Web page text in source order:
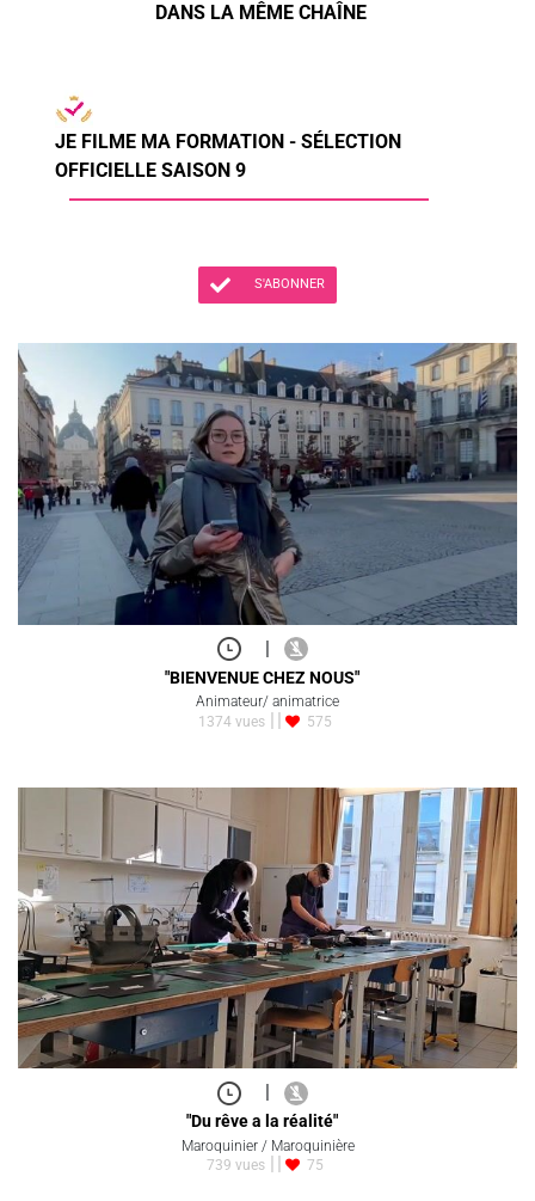
DANS LA MÊME CHAÎNE
JE FILME MA FORMATION - SÉLECTION
OFFICIELLE SAISON 9
S'ABONNER
|
"BIENVENUE CHEZ NOUS"
Animateur/ animatrice
1374 vues
575
|
"Du rêve a la réalité"
Maroquinier / Maroquinière
739 vues
75